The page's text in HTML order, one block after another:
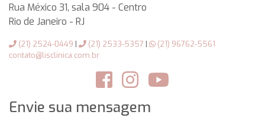
Rua México 31, sala 904 - Centro
Rio de Janeiro - RJ
(21) 2524-0449 | (21) 2533-5357 |
(21) 96762-5561
contato@lisclinica.com.br
Envie sua mensagem